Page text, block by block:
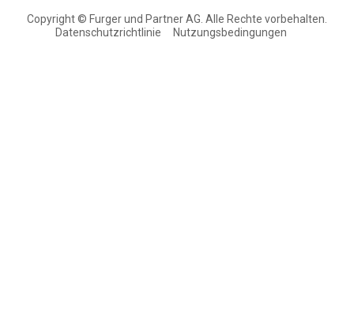
Copyright © Furger und Partner AG. Alle Rechte vorbehalten.
Datenschutzrichtlinie
Nutzungsbedingungen